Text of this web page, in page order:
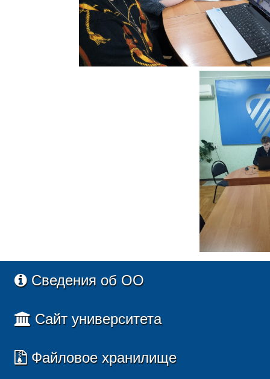
Сведения об ОО
Сайт университета
Файловое хранилище